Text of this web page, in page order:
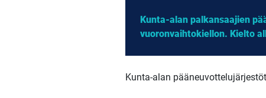
Kunta-alan palkansaajien
vuoronvaihtokiellon. Kielto
Kunta-alan